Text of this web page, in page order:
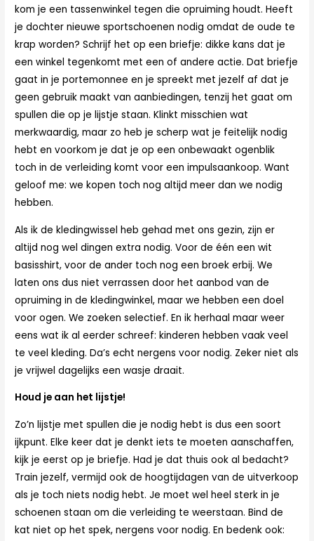
kom je een tassenwinkel tegen die opruiming houdt. Heeft
je dochter nieuwe sportschoenen nodig omdat de oude te
krap worden? Schrijf het op een briefje: dikke kans dat je
een winkel tegenkomt met een of andere actie. Dat briefje
gaat in je portemonnee en je spreekt met jezelf af dat je
geen gebruik maakt van aanbiedingen, tenzij het gaat om
spullen die op je lijstje staan. Klinkt misschien wat
merkwaardig, maar zo heb je scherp wat je feitelijk nodig
hebt en voorkom je dat je op een onbewaakt ogenblik
toch in de verleiding komt voor een impulsaankoop. Want
geloof me: we kopen toch nog altijd meer dan we nodig
hebben.
Als ik de kledingwissel heb gehad met ons gezin, zijn er
altijd nog wel dingen extra nodig. Voor de één een wit
basisshirt, voor de ander toch nog een broek erbij. We
laten ons dus niet verrassen door het aanbod van de
opruiming in de kledingwinkel, maar we hebben een doel
voor ogen. We zoeken selectief. En ik herhaal maar weer
eens wat ik al eerder schreef: kinderen hebben vaak veel
te veel kleding. Da’s echt nergens voor nodig. Zeker niet als
je vrijwel dagelijks een wasje draait.
Houd je aan het lijstje!
Zo’n lijstje met spullen die je nodig hebt is dus een soort
ijkpunt. Elke keer dat je denkt iets te moeten aanschaffen,
kijk je eerst op je briefje. Had je dat thuis ook al bedacht?
Train jezelf, vermijd ook de hoogtijdagen van de uitverkoop
als je toch niets nodig hebt. Je moet wel heel sterk in je
schoenen staan om die verleiding te weerstaan. Bind de
kat niet op het spek, nergens voor nodig. En bedenk ook: